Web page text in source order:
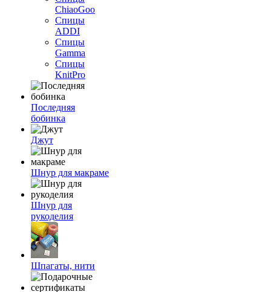
ChiaoGoo
Спицы
ADDI
Спицы
Gamma
Спицы
KnitPro
Последняя
бобинка
Джут
Шнур для макраме
Шнур для
рукоделия
Шпагаты, нити